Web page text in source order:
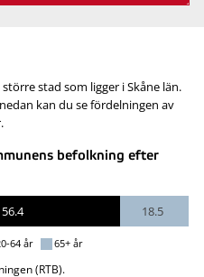
stad som ligger i Skåne län.
kan du se fördelningen av
befolkning efter
56.4 18.5
64 år 65+ år
(RTB).